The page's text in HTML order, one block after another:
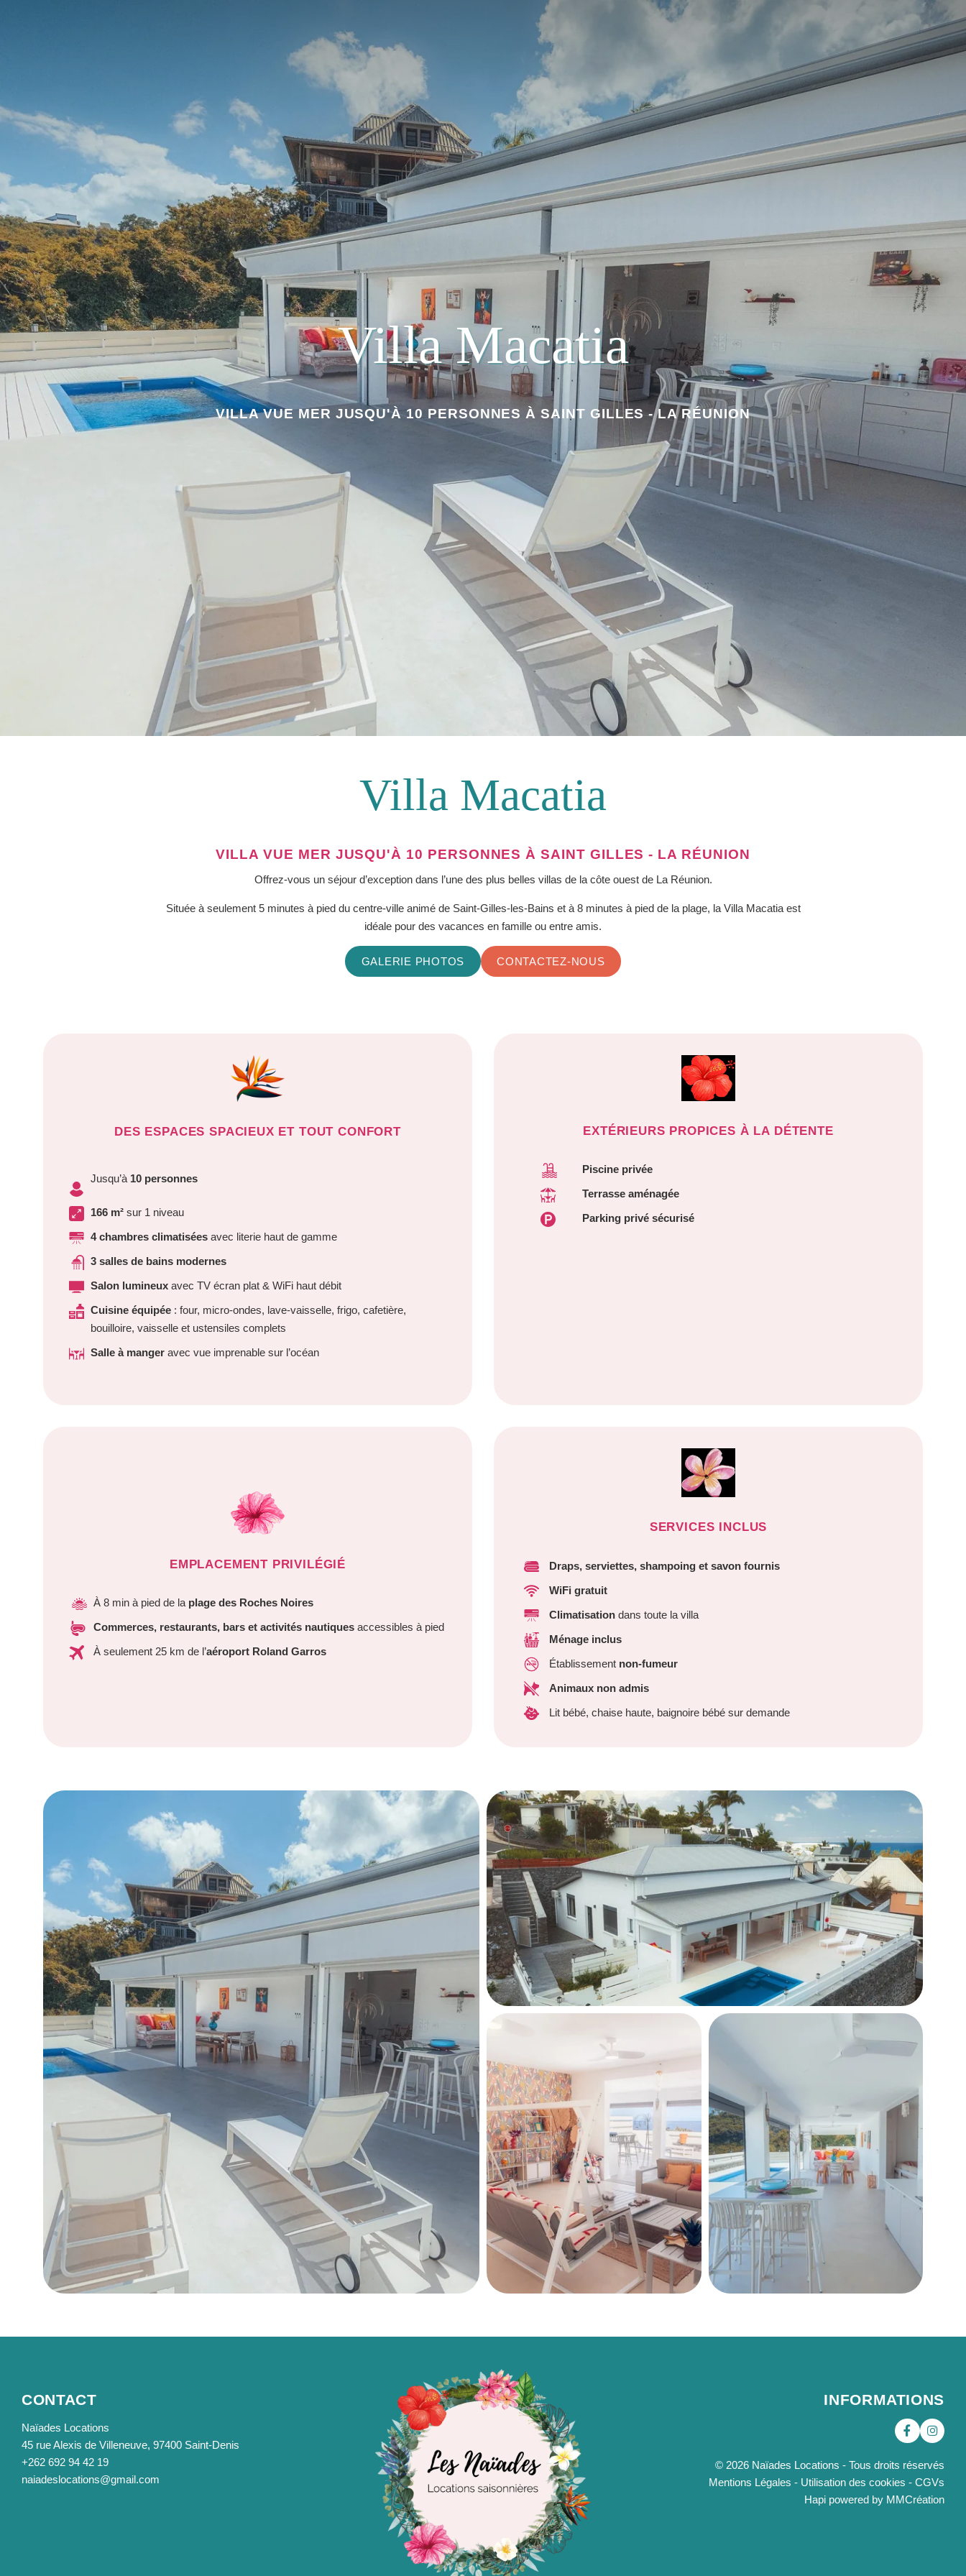
Villa Macatia
VILLA VUE MER JUSQU'À 10 PERSONNES À SAINT GILLES - LA RÉUNION
Villa Macatia
VILLA VUE MER JUSQU'À 10 PERSONNES À SAINT GILLES - LA RÉUNION
Offrez-vous un séjour d’exception dans l’une des plus belles villas de la côte ouest de La Réunion.
Située à seulement 5 minutes à pied du centre-ville animé de Saint-Gilles-les-Bains et à 8 minutes à pied de la plage, la Villa Macatia est
idéale pour des vacances en famille ou entre amis.
GALERIE PHOTOS CONTACTEZ-NOUS
DES ESPACES SPACIEUX ET TOUT CONFORT
Jusqu’à 10 personnes
166 m² sur 1 niveau
4 chambres climatisées avec literie haut de gamme
3 salles de bains modernes
Salon lumineux avec TV écran plat & WiFi haut débit
Cuisine équipée : four, micro-ondes, lave-vaisselle, frigo, cafetière,
bouilloire, vaisselle et ustensiles complets
Salle à manger avec vue imprenable sur l’océan
EXTÉRIEURS PROPICES À LA DÉTENTE
Piscine privée
Terrasse aménagée
Parking privé sécurisé
EMPLACEMENT PRIVILÉGIÉ
À 8 min à pied de la plage des Roches Noires
Commerces, restaurants, bars et activités nautiques accessibles à pied
À seulement 25 km de l’aéroport Roland Garros
SERVICES INCLUS
Draps, serviettes, shampoing et savon fournis
WiFi gratuit
Climatisation dans toute la villa
Ménage inclus
Établissement non-fumeur
Animaux non admis
Lit bébé, chaise haute, baignoire bébé sur demande
CONTACT
Naïades Locations
45 rue Alexis de Villeneuve, 97400 Saint-Denis
+262 692 94 42 19
naiadeslocations@gmail.com
INFORMATIONS
© 2026 Naïades Locations - Tous droits réservés
Mentions Légales - Utilisation des cookies - CGVs
Hapi powered by MMCréation